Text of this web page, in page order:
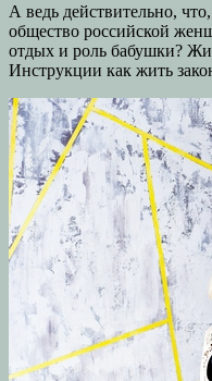
А ведь действительно,
общество российской
отдых и роль бабушки?
Инструкции как жить